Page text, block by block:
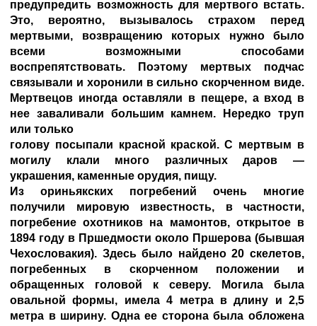
предупредить возможность для мертвого встать.
Это, вероятно, вызывалось страхом перед
мертвыми, возвращению которых нужно было
всеми возможными способами
воспрепятствовать. Поэтому мертвых подчас
связывали и хоронили в сильно скорченном виде.
Мертвецов иногда оставляли в пещере, а вход в
нее заваливали большим камнем. Нередко труп
или только
голову посыпали красной краской. С мертвым в
могилу клали много различных даров —
украшения, каменные орудия, пищу.
Из ориньякских погребений очень многие
получили мировую известность, в частности,
погребение охотников на мамонтов, открытое в
1894 году в Пршедмости около Пршерова (бывшая
Чехословакия). Здесь было найдено 20 скелетов,
погребенных в скорченном положении и
обращенных головой к северу. Могила была
овальной формы, имела 4 метра в длину и 2,5
метра в ширину. Одна ее сторона была обложена